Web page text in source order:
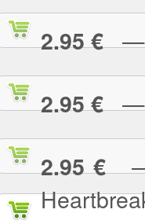
2.95 €—
2.95 €—
2.95 €—